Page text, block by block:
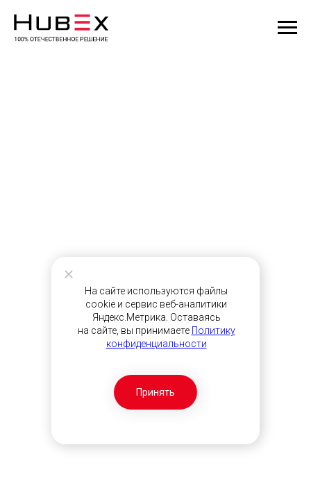
Принять
На сайте используются файлы
cookie и сервис веб-аналитики
Яндекс.Метрика. Оставаясь
на сайте, вы принимаете Политику
конфиденциальности